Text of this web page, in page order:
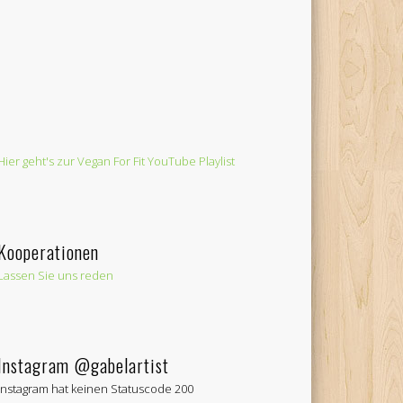
geht's zur Vegan For Fit YouTube Playlist
Sie uns reden
@gabelartist
hat keinen Statuscode 200